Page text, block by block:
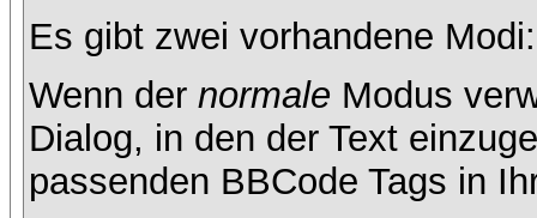
Es gibt zwei vorhandene
Wenn der normale Modus
Dialog, in den der Text
passenden BBCode Tags in